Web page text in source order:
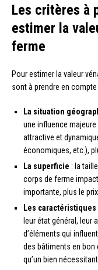
Les critères à
estimer la
ferme
Pour estimer la valeur
sont à prendre en compte
La situation
une influence
attractive et
économiques, etc.),
La superficie : la
corps de ferme
importante, plus le
Les
leur état général, leur
d’éléments qui
des bâtiments en bon
qu’un bien